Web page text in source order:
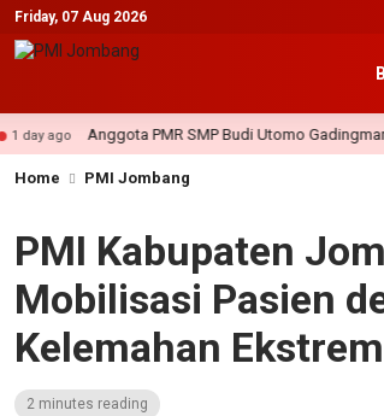
Friday, 07 Aug 2026
Anggota PMR SMP Budi Utomo Gadingmangu
Home PMI Jombang
PMI Kabupaten
Mobilisasi Pasien
Kelemahan
2 minutes reading